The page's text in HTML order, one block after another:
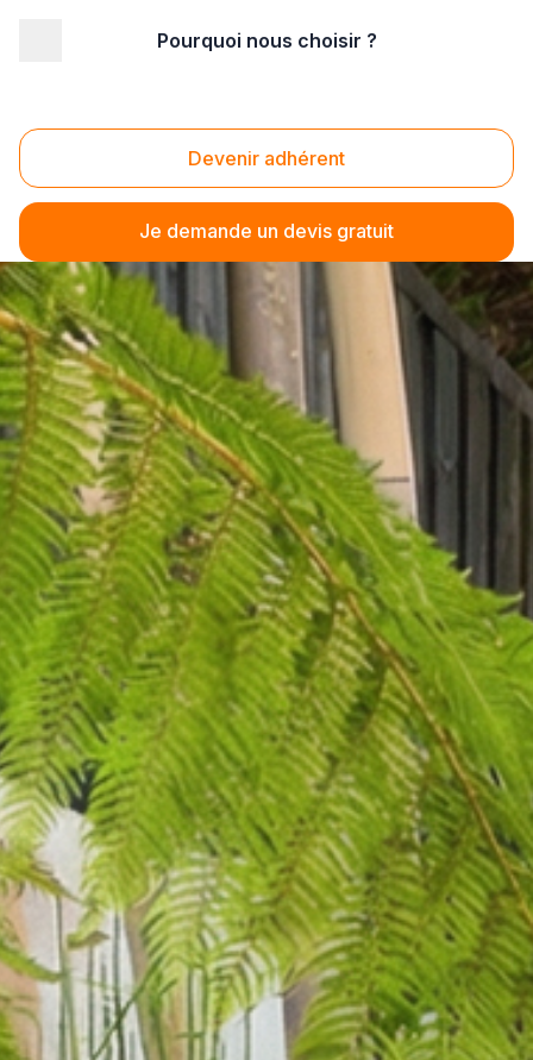
Pourquoi nous choisir ?
Devenir adhérent
Je demande un devis gratuit